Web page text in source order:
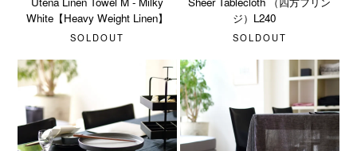
White【Heavy Weight Linen】
SOLDOUT
ジ）L240
SOLDOUT